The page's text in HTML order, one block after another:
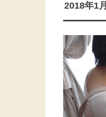
2018年1月